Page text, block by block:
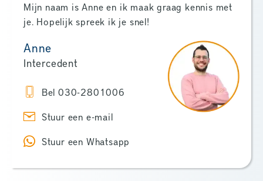
Mijn naam is Anne en ik maak graag kennis met
je. Hopelijk spreek ik je snel!
Anne
Intercedent
Bel 030-2801006
Stuur een e-mail
Stuur een Whatsapp